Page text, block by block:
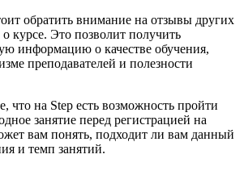
обратить внимание на отзывы других
о курсе. Это позволит получить
информацию о качестве обучения,
преподавателей и полезности
что на Step есть возможность пройти
занятие перед регистрацией на
вам понять, подходит ли вам данный
и темп занятий.